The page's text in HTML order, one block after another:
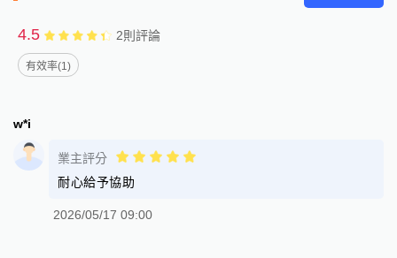
4.5 2則評論
有效率(1)
w*i
業主評分
耐心給予協助
2026/05/17 09:00